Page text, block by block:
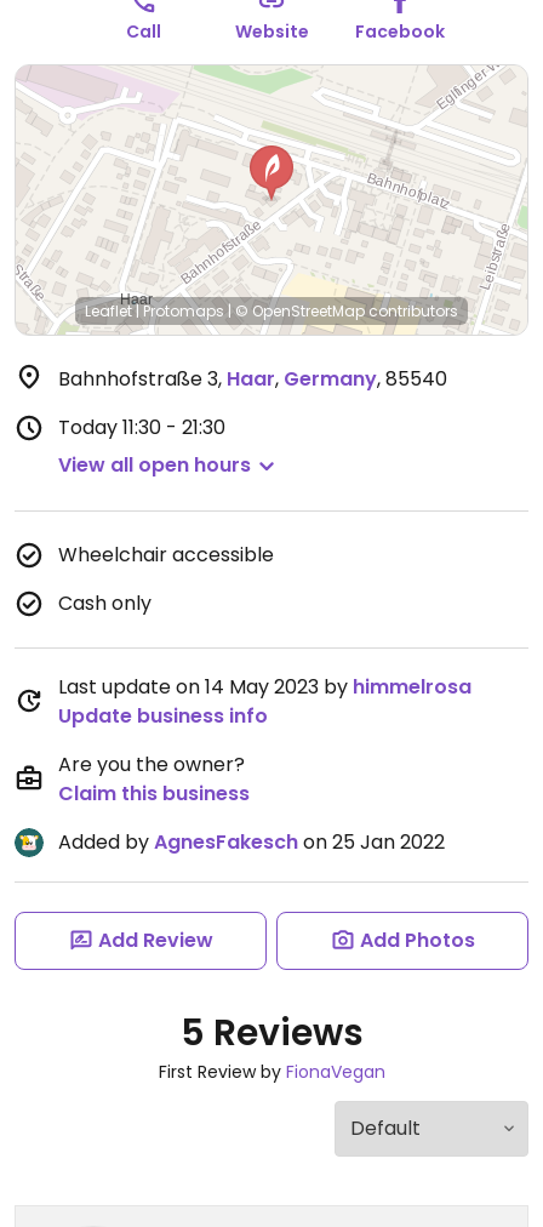
Call Website Facebook
Leaflet|Protomaps | © OpenStreetMap contributors
Bahnhofstraße 3, Haar, Germany,85540
Today11:30 - 21:30
View all open hours
Wheelchair accessible
Cash only
Last update on 14 May 2023 by himmelrosa
Update business info
Are you the owner?
Claim this business
Added byAgnesFakeschon 25 Jan 2022
Add Review Add Photos
5 Reviews
First Review by FionaVegan